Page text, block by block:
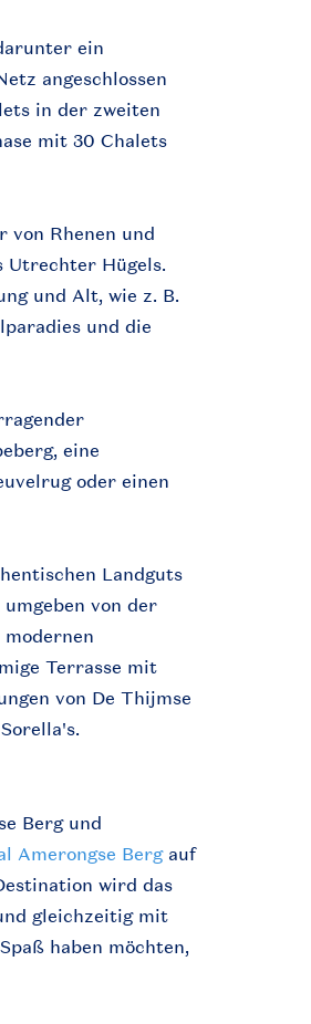
ein
angeschlossen
in der zweiten
mit 30 Chalets
von Rhenen und
Utrechter Hügels.
und Alt, wie z. B.
und die
eine
oder einen
Landguts
von der
Terrasse mit
von De Thijmse
Berg und
Amerongse Bergauf
wird das
gleichzeitig mit
haben möchten,